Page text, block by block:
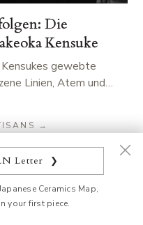
Letter ❯
Ceramics Map,
your first piece.
Die
Kensuke
Kensukes gewebte
Linien, Atem und…
→